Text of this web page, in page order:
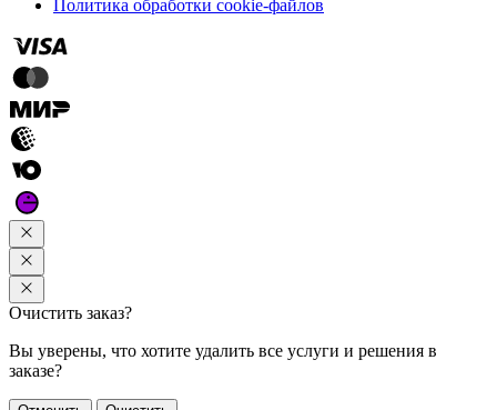
Политика обработки cookie-файлов
Очистить заказ?
Вы уверены, что хотите удалить все услуги и решения в
заказе?